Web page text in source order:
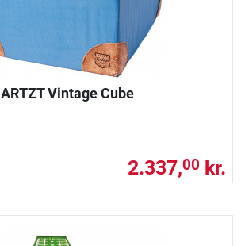
ARTZT Vintage Cube
2.337,00 kr.